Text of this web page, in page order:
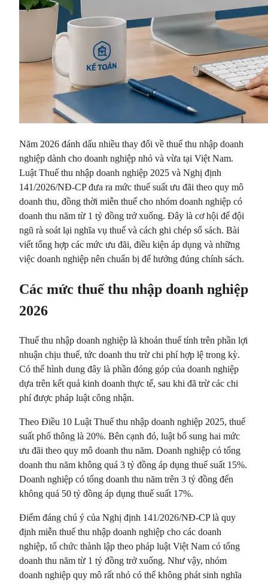
Năm 2026 đánh dấu nhiều thay đổi về thuế thu nhập doanh
nghiệp dành cho doanh nghiệp nhỏ và vừa tại Việt Nam.
Luật Thuế thu nhập doanh nghiệp 2025 và Nghị định
141/2026/NĐ-CP đưa ra mức thuế suất ưu đãi theo quy mô
doanh thu, đồng thời miễn thuế cho nhóm doanh nghiệp có
doanh thu năm từ 1 tỷ đồng trở xuống. Đây là cơ hội để đội
ngũ rà soát lại nghĩa vụ thuế và cách ghi chép sổ sách. Bài
viết tổng hợp các mức ưu đãi, điều kiện áp dụng và những
việc doanh nghiệp nên chuẩn bị để hưởng đúng chính sách.
Các mức thuế thu nhập doanh nghiệp
2026
Thuế thu nhập doanh nghiệp là khoản thuế tính trên phần lợi
nhuận chịu thuế, tức doanh thu trừ chi phí hợp lệ trong kỳ.
Có thể hình dung đây là phần đóng góp của doanh nghiệp
dựa trên kết quả kinh doanh thực tế, sau khi đã trừ các chi
phí được pháp luật công nhận.
Theo Điều 10 Luật Thuế thu nhập doanh nghiệp 2025, thuế
suất phổ thông là 20%. Bên cạnh đó, luật bổ sung hai mức
ưu đãi theo quy mô doanh thu năm. Doanh nghiệp có tổng
doanh thu năm không quá 3 tỷ đồng áp dụng thuế suất 15%.
Doanh nghiệp có tổng doanh thu năm trên 3 tỷ đồng đến
không quá 50 tỷ đồng áp dụng thuế suất 17%.
Điểm đáng chú ý của Nghị định 141/2026/NĐ-CP là quy
định miễn thuế thu nhập doanh nghiệp cho các doanh
nghiệp, tổ chức thành lập theo pháp luật Việt Nam có tổng
doanh thu năm từ 1 tỷ đồng trở xuống. Như vậy, nhóm
doanh nghiệp quy mô rất nhỏ có thể không phát sinh nghĩa